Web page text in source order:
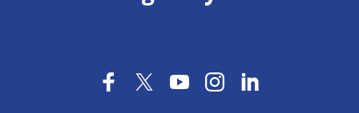
FacebookTwitterYouTubeInstagram